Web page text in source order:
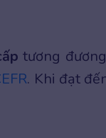
tương
. Khi đạt